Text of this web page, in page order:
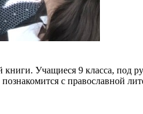
Учащиеся 9 класса, под
с православной